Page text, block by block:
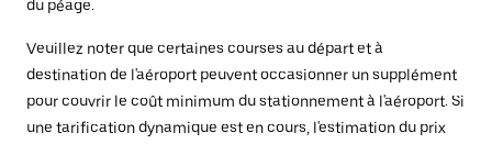
du péage.
Veuillez noter que certaines courses au départ et à
destination de l'aéroport peuvent occasionner un supplément
pour couvrir le coût minimum du stationnement à l'aéroport. Si
une tarification dynamique est en cours, l'estimation du prix